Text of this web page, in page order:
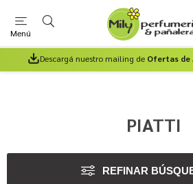
Menú
Descargá nuestro mailing de Ofertas de
PIATTI
REFINAR